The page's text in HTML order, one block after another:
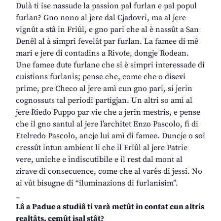
Dulà ti ise nassude la passion pal furlan e pal popul
furlan? Gno nono al jere dal Cjadovri, ma al jere
vignût a stâ in Friûl, e gno pari che al è nassût a San
Denêl al à simpri fevelât par furlan. La famee di mê
mari e jere di contadins a Rivote, dongje Rodean.
Une famee dute furlane che si è simpri interessade di
cuistions furlanis; pense che, come che o disevi
prime, pre Checo al jere amì cun gno pari, si jerin
cognossuts tal periodi partigjan. Un altri so amì al
jere Riedo Puppo par vie che a jerin mestris, e pense
che il gno santul al jere l’architet Enzo Pascolo, fi di
Etelredo Pascolo, ancje lui amì di famee. Duncje o soi
cressût intun ambient li che il Friûl al jere Patrie
vere, uniche e indiscutibile e il rest dal mont al
zirave di consecuence, come che al varès di jessi. No
ai vût bisugne di “iluminazions di furlanisim”.
_
Lâ a Padue a studiâ ti varà metût in contat cun altris
realtâts, cemût isal stât?